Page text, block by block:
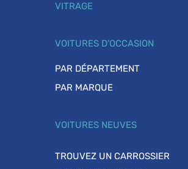
VITRAGE
VOITURES D'OCCASION
PAR DÉPARTEMENT
PAR MARQUE
VOITURES NEUVES
TROUVEZ UN CARROSSIER